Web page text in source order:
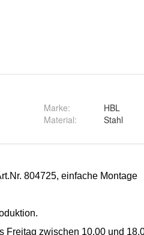
Marke:
HBL
Material: Stahl